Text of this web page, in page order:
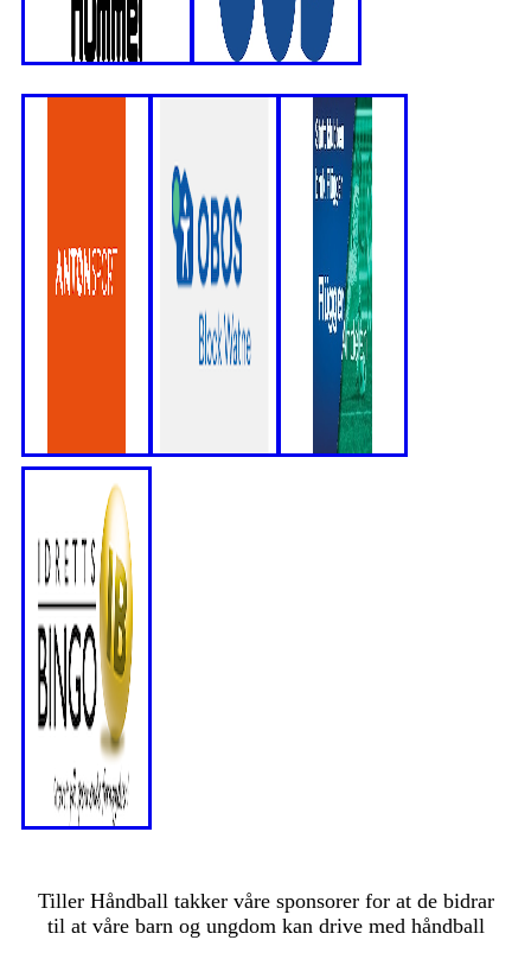
Tiller Håndball takker våre sponsorer for at de bidrar
til at våre barn og ungdom kan drive med håndball